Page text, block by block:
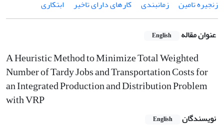
زنجیره تامین
زمانبندی کارهای دارای تاخیر ابتکاری
عنوان مقاله English
A Heuristic Method to Minimize Total Weighted
Number of Tardy Jobs and Transportation Costs for
an Integrated Production and Distribution Problem
with VRP
نویسندگان English